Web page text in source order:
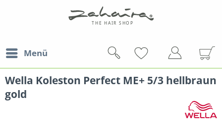
Menü
Wella Koleston Perfect ME+ 5/3 hellbraun
gold